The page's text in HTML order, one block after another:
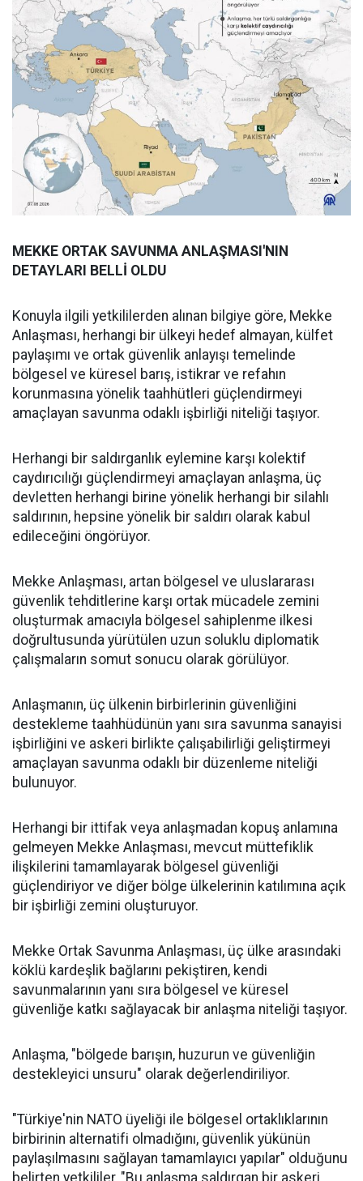
MEKKE ORTAK SAVUNMA ANLAŞMASI'NIN
DETAYLARI BELLİ OLDU
Konuyla ilgili yetkililerden alınan bilgiye göre, Mekke
Anlaşması, herhangi bir ülkeyi hedef almayan, külfet
paylaşımı ve ortak güvenlik anlayışı temelinde
bölgesel ve küresel barış, istikrar ve refahın
korunmasına yönelik taahhütleri güçlendirmeyi
amaçlayan savunma odaklı işbirliği niteliği taşıyor.
Herhangi bir saldırganlık eylemine karşı kolektif
caydırıcılığı güçlendirmeyi amaçlayan anlaşma, üç
devletten herhangi birine yönelik herhangi bir silahlı
saldırının, hepsine yönelik bir saldırı olarak kabul
edileceğini öngörüyor.
Mekke Anlaşması, artan bölgesel ve uluslararası
güvenlik tehditlerine karşı ortak mücadele zemini
oluşturmak amacıyla bölgesel sahiplenme ilkesi
doğrultusunda yürütülen uzun soluklu diplomatik
çalışmaların somut sonucu olarak görülüyor.
Anlaşmanın, üç ülkenin birbirlerinin güvenliğini
destekleme taahhüdünün yanı sıra savunma sanayisi
işbirliğini ve askeri birlikte çalışabilirliği geliştirmeyi
amaçlayan savunma odaklı bir düzenleme niteliği
bulunuyor.
Herhangi bir ittifak veya anlaşmadan kopuş anlamına
gelmeyen Mekke Anlaşması, mevcut müttefiklik
ilişkilerini tamamlayarak bölgesel güvenliği
güçlendiriyor ve diğer bölge ülkelerinin katılımına açık
bir işbirliği zemini oluşturuyor.
Mekke Ortak Savunma Anlaşması, üç ülke arasındaki
köklü kardeşlik bağlarını pekiştiren, kendi
savunmalarının yanı sıra bölgesel ve küresel
güvenliğe katkı sağlayacak bir anlaşma niteliği taşıyor.
Anlaşma, "bölgede barışın, huzurun ve güvenliğin
destekleyici unsuru" olarak değerlendiriliyor.
"Türkiye'nin NATO üyeliği ile bölgesel ortaklıklarının
birbirinin alternatifi olmadığını, güvenlik yükünün
paylaşılmasını sağlayan tamamlayıcı yapılar" olduğunu
belirten yetkililer, "Bu anlaşma saldırgan bir askeri